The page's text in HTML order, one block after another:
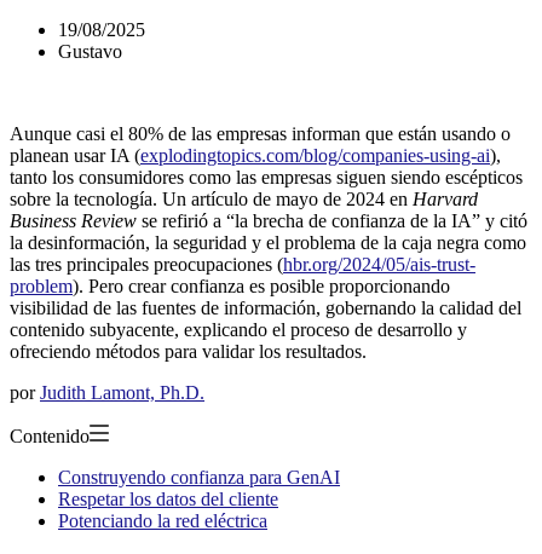
19/08/2025
Gustavo
Aunque casi el 80% de las empresas informan que están usando o
planean usar IA (explodingtopics.com/blog/companies-using-ai),
tanto los consumidores como las empresas siguen siendo escépticos
sobre la tecnología. Un artículo de mayo de 2024 en Harvard
Business Review se refirió a “la brecha de confianza de la IA” y citó
la desinformación, la seguridad y el problema de la caja negra como
las tres principales preocupaciones (hbr.org/2024/05/ais-trust-
problem). Pero crear confianza es posible proporcionando
visibilidad de las fuentes de información, gobernando la calidad del
contenido subyacente, explicando el proceso de desarrollo y
ofreciendo métodos para validar los resultados.
porJudith Lamont, Ph.D.
Contenido
Construyendo confianza para GenAI
Respetar los datos del cliente
Potenciando la red eléctrica